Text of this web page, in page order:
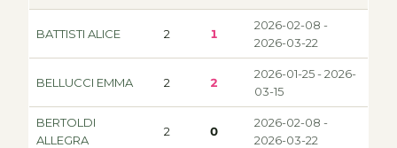
BATTISTI ALICE 2 1
2026-02-08 -
2026-03-22
BELLUCCI EMMA 2 2
2026-01-25 - 2026-
03-15
BERTOLDI
ALLEGRA
2 0
2026-02-08 -
2026-03-22